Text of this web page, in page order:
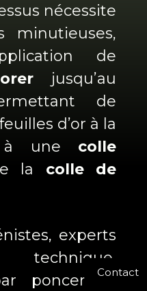
Contact
nécessite
minutieuses,
de
jusqu’au
de
d’or à la
à une colle
la colle de
experts
poncer et